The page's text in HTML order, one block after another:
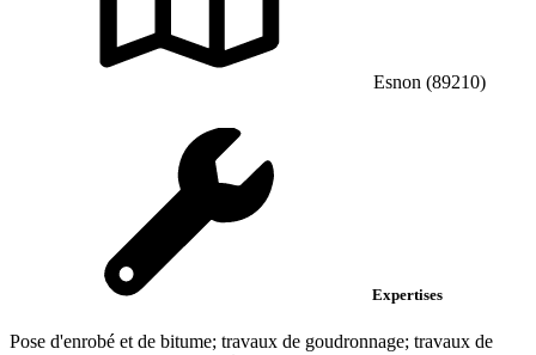
Esnon (89210)
Expertises
Pose d'enrobé et de bitume; travaux de goudronnage; travaux de